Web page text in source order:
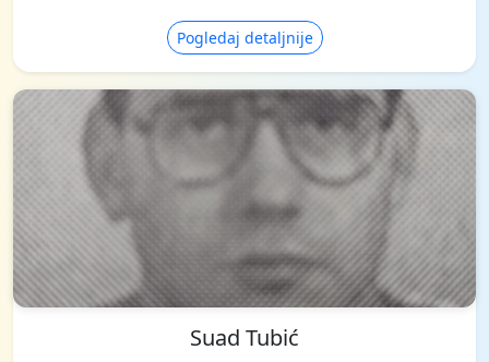
Pogledaj detaljnije
Suad Tubić